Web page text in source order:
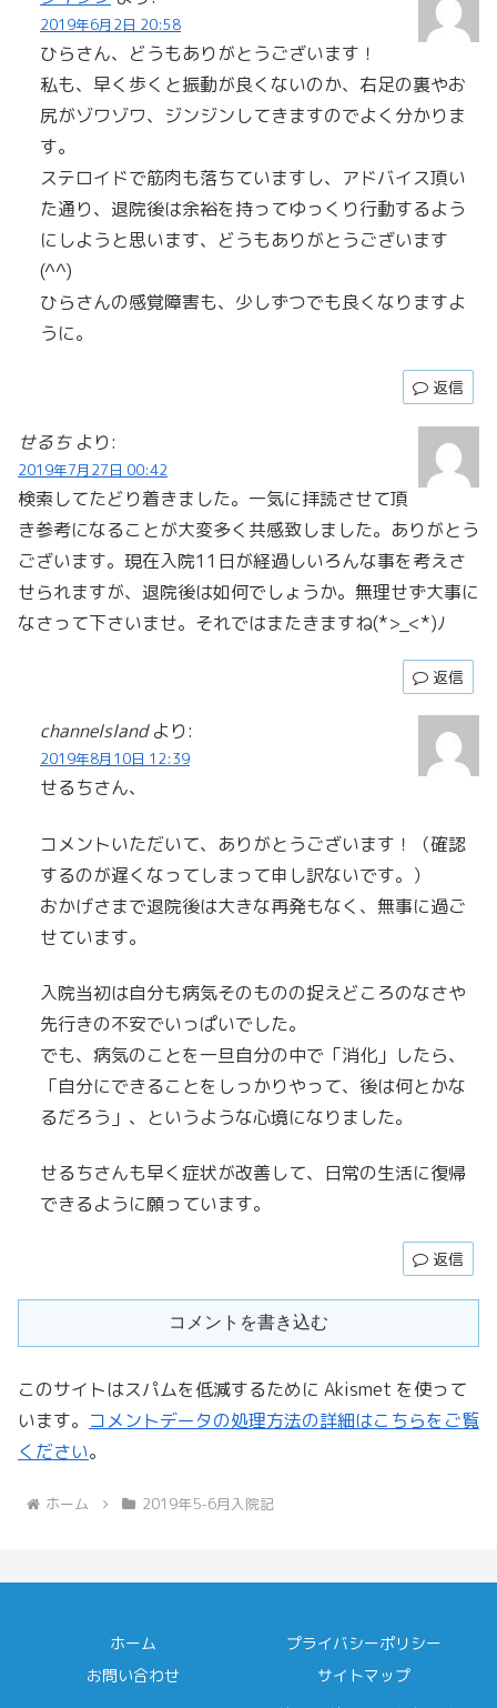
2019年6月2日 20:58
ひらさん、どうもありがとうございます！
私も、早く歩くと振動が良くないのか、右足の裏やお
尻がゾワゾワ、ジンジンしてきますのでよく分かりま
す。
ステロイドで筋肉も落ちていますし、アドバイス頂い
た通り、退院後は余裕を持ってゆっくり行動するよう
にしようと思います、どうもありがとうございます
(^^)
ひらさんの感覚障害も、少しずつでも良くなりますよ
うに。
返信
せるち より:
2019年7月27日 00:42
検索してたどり着きました。一気に拝読させて頂
き参考になることが大変多く共感致しました。ありがとう
ございます。現在入院11日が経過しいろんな事を考えさ
せられますが、退院後は如何でしょうか。無理せず大事に
なさって下さいませ。それではまたきますね(*>_<*)ﾉ
返信
channelsland より:
2019年8月10日 12:39
せるちさん、
コメントいただいて、ありがとうございます！（確認
するのが遅くなってしまって申し訳ないです。）
おかげさまで退院後は大きな再発もなく、無事に過ご
せています。
入院当初は自分も病気そのものの捉えどころのなさや
先行きの不安でいっぱいでした。
でも、病気のことを一旦自分の中で「消化」したら、
「自分にできることをしっかりやって、後は何とかな
るだろう」、というような心境になりました。
せるちさんも早く症状が改善して、日常の生活に復帰
できるように願っています。
返信
コメントを書き込む
このサイトはスパムを低減するために Akismet を使って
います。 コメントデータの処理方法の詳細はこちらをご覧
ください。
ホーム 2019年5-6月入院記
ホーム
プライバシーポリシー
お問い合わせ
サイトマップ